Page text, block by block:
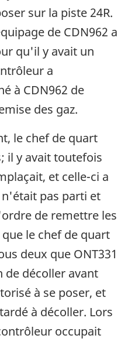
sur la piste 24R.
de CDN962 a
qu'il y avait un
a
à CDN962 de
des gaz.
le chef de quart
il y avait toutefois
et celle-ci a
pas parti et
de remettre les
le chef de quart
deux que ONT331
décoller avant
à se poser, et
à décoller. Lors
occupait